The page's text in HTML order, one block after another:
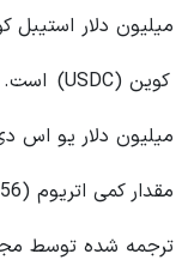
میلیون دلار
مقدار کمی اتریوم (0.056) به ارزش 168.56 دلار است.
ترجمه شده توسط